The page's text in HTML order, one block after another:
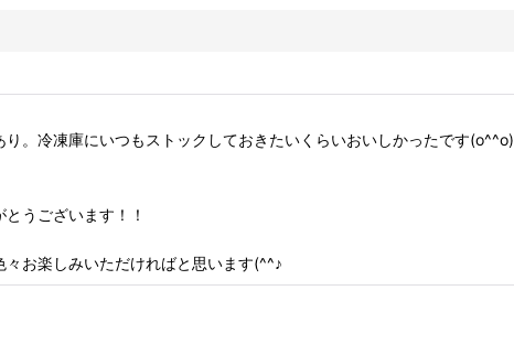
。冷凍庫にいつもストックしておきたいくらいおいしかったです(o^^o)
うございます！！
お楽しみいただければと思います(^^♪